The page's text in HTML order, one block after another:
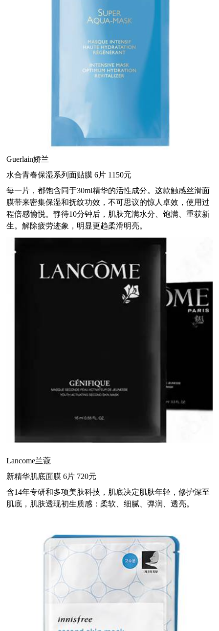
Guerlain娇兰
水合青春保湿系列面贴膜 6片 1150元
每一片，都饱含同于30ml精华的活性成分。这款触感丝滑面
膜带来密集保湿和抚纹功效，不可思议的惊人卓效，使用过
程倍感愉悦。静待10分钟后，肌肤充满水分、饱满、重获新
生。解除疲劳迹象，明显更趋柔滑明亮。
Lancome兰蔻
新精华肌底面膜 6片 720元
含14年专研和多项美肤科技，肌底决定肌肤年轻，修护深至
肌底，肌肤透现初生质感：柔软、细腻、弹润、透亮。